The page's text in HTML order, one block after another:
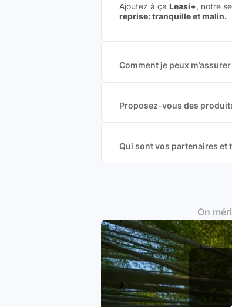
Ajoutez à ça Leasi+, notre
reprise: tranquille et malin.
Comment je peux
Proposez-vous des
Qui sont vos partenaires et
Labels environnementaux &
Produits testés et
Respect des normes
On